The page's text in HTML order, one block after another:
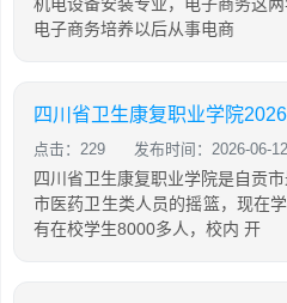
电子商务培养以后从事电商
四川省卫生康复职业学院
点击：229 发布时间：2026-06-12
四川省卫生康复职业学院是自贡
市医药卫生类人员的摇篮，现在
有在校学生8000多人，校内 开